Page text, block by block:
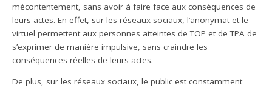
mécontentement, sans avoir à faire face aux conséquences de
leurs actes. En effet, sur les réseaux sociaux, l’anonymat et le
virtuel permettent aux personnes atteintes de TOP et de TPA de
s’exprimer de manière impulsive, sans craindre les
conséquences réelles de leurs actes.
De plus, sur les réseaux sociaux, le public est constamment